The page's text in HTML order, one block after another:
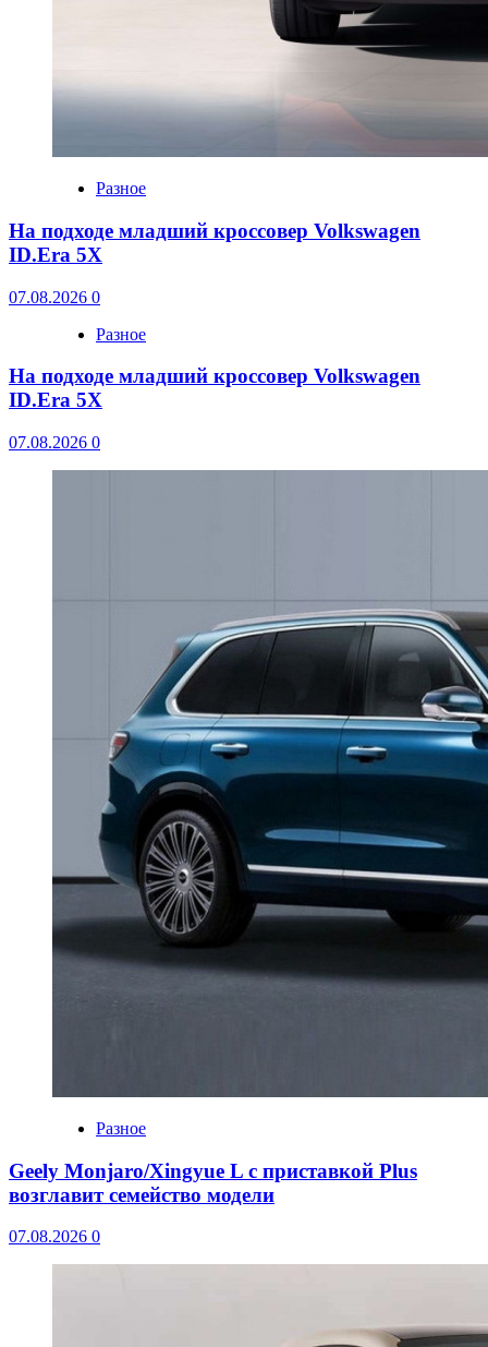
Разное
На подходе младший кроссовер Volkswagen
ID.Era 5X
07.08.2026 0
Разное
На подходе младший кроссовер Volkswagen
ID.Era 5X
07.08.2026 0
Разное
Geely Monjaro/Xingyue L с приставкой Plus
возглавит семейство модели
07.08.2026 0